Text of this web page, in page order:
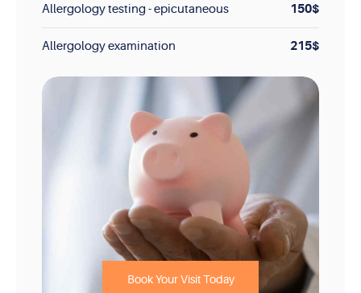
Allergology testing - epicutaneous 150$
Allergology examination 215$
Book Your Visit Today